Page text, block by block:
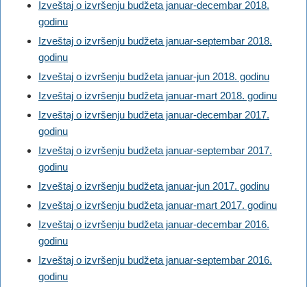
Izveštaj o izvršenju budžeta januar-decembar 2018.
godinu
Izveštaj o izvršenju budžeta januar-septembar 2018.
godinu
Izveštaj o izvršenju budžeta januar-jun 2018. godinu
Izveštaj o izvršenju budžeta januar-mart 2018. godinu
Izveštaj o izvršenju budžeta januar-decembar 2017.
godinu
Izveštaj o izvršenju budžeta januar-septembar 2017.
godinu
Izveštaj o izvršenju budžeta januar-jun 2017. godinu
Izveštaj o izvršenju budžeta januar-mart 2017. godinu
Izveštaj o izvršenju budžeta januar-decembar 2016.
godinu
Izveštaj o izvršenju budžeta januar-septembar 2016.
godinu